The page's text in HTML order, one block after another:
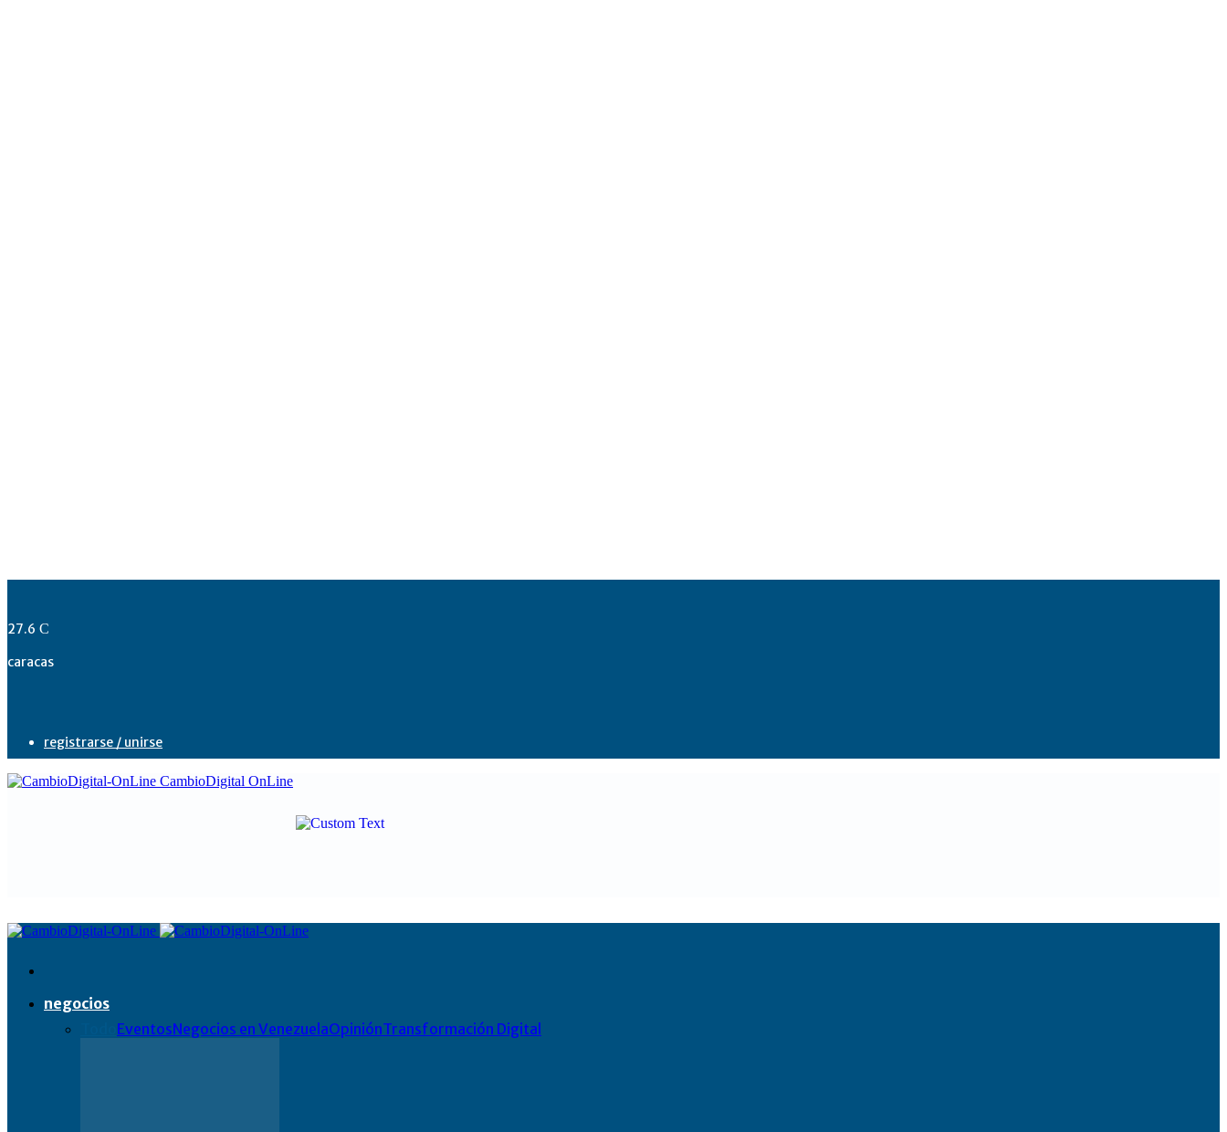
27.6 C
caracas
registrarse / unirse
CambioDigital OnLine
negocios
EventosNegocios en VenezuelaOpiniónTransformación Digital